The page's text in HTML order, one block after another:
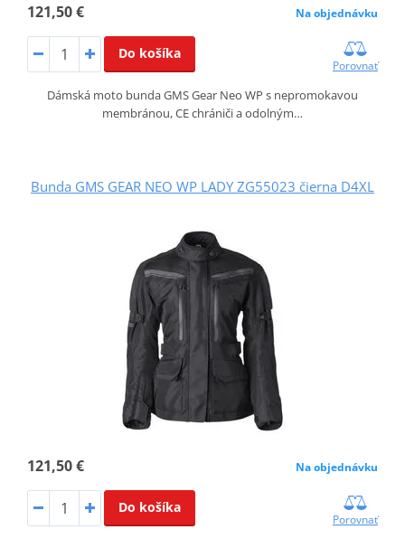
121,50 € Na objednávku
Do košíka
Porovnať
Dámská moto bunda GMS Gear Neo WP s nepromokavou
membránou, CE chrániči a odolným…
Bunda GMS GEAR NEO WP LADY ZG55023 čierna D4XL
121,50 € Na objednávku
Do košíka
Porovnať